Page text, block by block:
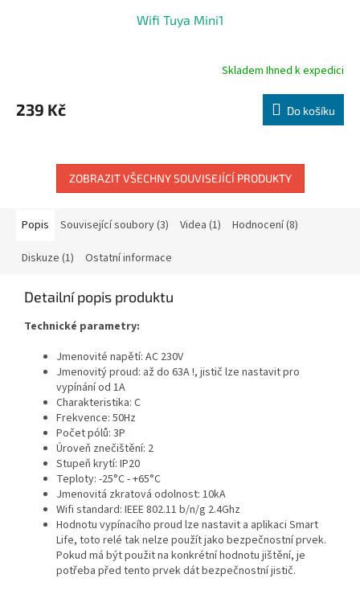
Wifi Tuya Mini1
produktu
je
Skladem Ihned k expedici
239 Kč Do košíku
ZOBRAZIT VŠECHNY SOUVISEJÍCÍ PRODUKTY
Popis Související soubory (3) Videa (1) Hodnocení (8)
Diskuze (1) Ostatní informace
Detailní popis produktu
Technické parametry:
Jmenovité napětí: AC 230V
Jmenovitý proud: až do 63A !, jistič lze nastavit pro
vypínání od 1A
Charakteristika: C
Frekvence: 50Hz
Počet pólů: 3P
Úroveň znečištění: 2
Stupeň krytí: IP20
Teploty: -25°C - +65°C
Jmenovitá zkratová odolnost: 10kA
Wifi standard: IEEE 802.11 b/n/g 2.4Ghz
Hodnotu vypínacího proud lze nastavit a aplikaci Smart
Life, toto relé tak nelze použít jako bezpečnostní prvek.
Pokud má být použit na konkrétní hodnotu jištění, je
potřeba před tento prvek dát bezpečnostní jistič.